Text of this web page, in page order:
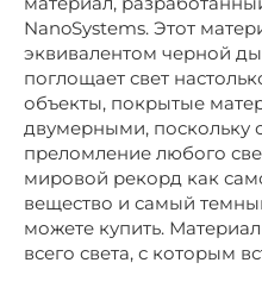
NanoSystems. Этот
эквивалентом черной
поглощает свет
объекты, покрытые
двумерными, поскольку
преломление любого
мировой рекорд как
вещество и самый
можете купить.
всего света, с которым